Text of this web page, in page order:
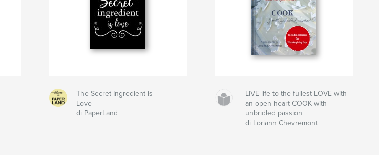
The Secret Ingredient is
Love
di PaperLand
LIVE life to the fullest LOVE with
an open heart COOK with
unbridled passion
di Loriann Chevremont